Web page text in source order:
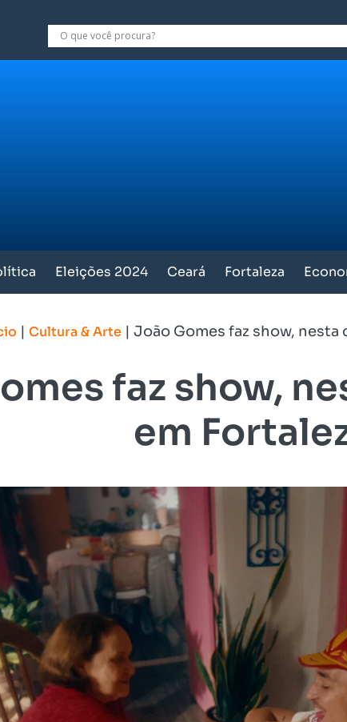
Eleições 2024 Ceará Fortaleza
| Cultura & Arte| João Gomes faz show,
faz show,
em